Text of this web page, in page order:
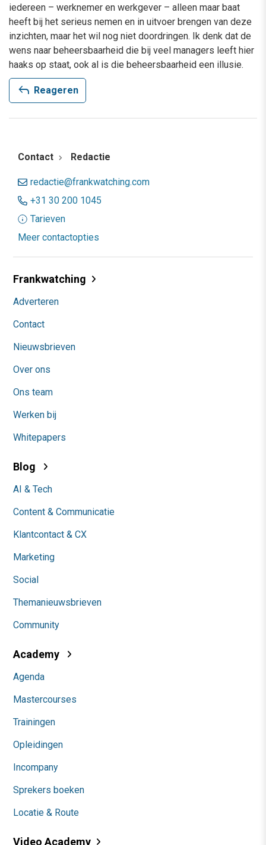
iedereen – werknemer en werkgever – alleen maar baat
heeft bij het serieus nemen en in uitvoer brengen van deze
inzichten, maar het wil nog niet doordringen. Ik denk dat de
wens naar beheersbaarheid die bij veel managers leeft hier
haaks op staat, ook al is die beheersbaarheid een illusie.
reply Reageren
Contact Redactie
redactie@frankwatching.com
+31 30 200 1045
Tarieven
Meer contactopties
Frankwatching
Adverteren
Contact
Nieuwsbrieven
Over ons
Ons team
Werken bij
Whitepapers
Blog
AI & Tech
Content & Communicatie
Klantcontact & CX
Marketing
Social
Themanieuwsbrieven
Community
Academy
Agenda
Mastercourses
Trainingen
Opleidingen
Incompany
Sprekers boeken
Locatie & Route
Video Academy